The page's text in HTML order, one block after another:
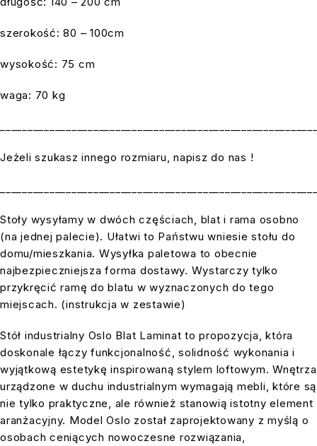
szerokość: 80 – 100cm
wysokość: 75 cm
waga: 70 kg
Jeżeli szukasz innego rozmiaru, napisz do nas !
Stoły wysyłamy w dwóch częściach, blat i rama osobno
(na jednej palecie). Ułatwi to Państwu wniesie stołu do
domu/mieszkania. Wysyłka paletowa to obecnie
najbezpieczniejsza forma dostawy. Wystarczy tylko
przykręcić ramę do blatu w wyznaczonych do tego
miejscach. (instrukcja w zestawie)
Stół industrialny Oslo Blat Laminat to propozycja, która
doskonale łączy funkcjonalność, solidność wykonania i
wyjątkową estetykę inspirowaną stylem loftowym. Wnętrza
urządzone w duchu industrialnym wymagają mebli, które są
nie tylko praktyczne, ale również stanowią istotny element
aranżacyjny. Model Oslo został zaprojektowany z myślą o
osobach ceniących nowoczesne rozwiązania,